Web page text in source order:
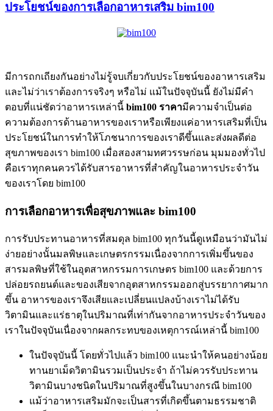
ประโยชน์ของการเลือกอาหารเสริม bim100
มีการถกเถียงกันอย่างไม่รู้จบเกี่ยวกับประโยชน์ของอาหารเสริม
และไม่ว่าเราต้องการจริงๆ หรือไม่ แม้ในปัจจุบันนี้ ยังไม่มีคำ
ตอบที่แน่ชัดว่าอาหารเหล่านี้ bim100 ราคามีความจำเป็นต่อ
ความต้องการด้านอาหารของเราหรือเพียงแค่อาหารเสริมที่เป็น
ประโยชน์ในการทำให้โภชนาการของเราดีขึ้นและส่งผลดีต่อ
สุขภาพของเรา bim100 เมื่อสองสามทศวรรษก่อน มุมมองทั่วไป
คือเราทุกคนควรได้รับสารอาหารที่สำคัญในอาหารประจำวัน
ของเราโดย bim100
การเลือกอาหารเพื่อสุขภาพและ bim100
การรับประทานอาหารที่สมดุล bim100 ทุกวันนี้ดูเหมือนว่ามันไม่
ง่ายอย่างนั้นมลพิษและเกษตรกรรมเนื่องจากการเพิ่มขึ้นของ
สารมลพิษที่ใช้ในอุตสาหกรรมการเกษตร bim100 และด้วยการ
ปล่อยรถยนต์และของเสียจากอุตสาหกรรมออกสู่บรรยากาศมาก
ขึ้น อาหารของเราจึงเสียและเปลี่ยนแปลงบ้างเราไม่ได้รับ
วิตามินและแร่ธาตุในปริมาณที่เท่ากันจากอาหารประจำวันของ
เราในปัจจุบันเนื่องจากผลกระทบของเหตุการณ์เหล่านี้ bim100
ในปัจจุบันนี้ โดยทั่วไปแล้ว bim100 แนะนำให้คนอย่างน้อย
ทานยาเม็ดวิตามินรวมเป็นประจำ ถ้าไม่ควรรับประทาน
วิตามินบางชนิดในปริมาณที่สูงขึ้นในบางกรณี bim100
แม้ว่าอาหารเสริมมักจะเป็นสารที่เกิดขึ้นตามธรรมชาติ